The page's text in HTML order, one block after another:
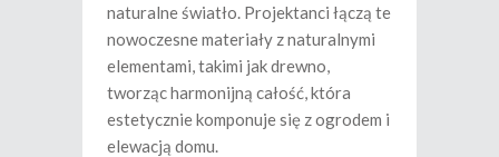
naturalne światło. Projektanci łączą te
nowoczesne materiały z naturalnymi
elementami, takimi jak drewno,
tworząc harmonijną całość, która
estetycznie komponuje się z ogrodem i
elewacją domu.